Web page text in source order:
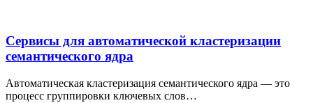
Сервисы для автоматической кластеризации
семантического ядра
Автоматическая кластеризация семантического ядра — это
процесс группировки ключевых слов…